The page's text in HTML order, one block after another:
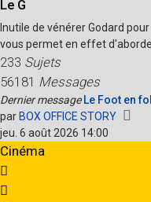
Le G
Inutile de vénérer Godard
vous permet en effet
233 Sujets
56181 Messages
Dernier message Le Foot en
par BOX OFFICE STORY
jeu. 6 août 2026 14:00
Cinéma